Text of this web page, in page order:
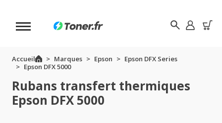
Accueil Marques Epson
Epson DFX Series
Epson DFX 5000
Rubans transfert thermiques
Epson DFX 5000